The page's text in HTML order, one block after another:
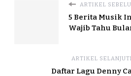
ARTIKEL
5 Berita Musik
Wajib Tahu
ARTIKEL
Daftar Lagu Denny